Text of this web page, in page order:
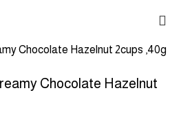
Chocolate Hazelnut